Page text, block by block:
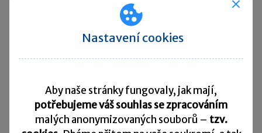
do sloupce č. 4 DPPD
(Datum
povinnosti přiznat daň). Jako evidenční číslo
daňového dokladu je možné uvést původní číslo
dokladu dodavatele, ze kterého se oprava
dokladu dlužníka, kterým opravu provádí. Stejné
číslo se pak musí uvést u případného zpětného
uplatnění odpočtu při úhradě závazku.
Nastavení cookies
Aby naše stránky fungovaly, jak mají,
potřebujeme váš souhlas se zpracováním
malých anonymizovaných souborů – tzv.